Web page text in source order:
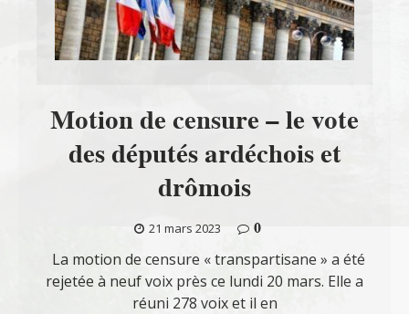
Motion de censure – le vote
des députés ardéchois et
drômois
21 mars 2023
0
La motion de censure « transpartisane » a été
rejetée à neuf voix près ce lundi 20 mars. Elle a
réuni 278 voix et il en